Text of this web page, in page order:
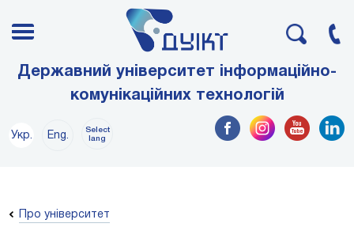
Державний університет інформаційно-
комунікаційних технологій
Укр. Eng.
Select
lang
Про університет